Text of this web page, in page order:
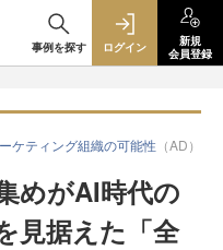
事例を探す ログイン
新規
会員登録
ケティング組織の可能性 （AD）
めがAI時代の
見据えた「全